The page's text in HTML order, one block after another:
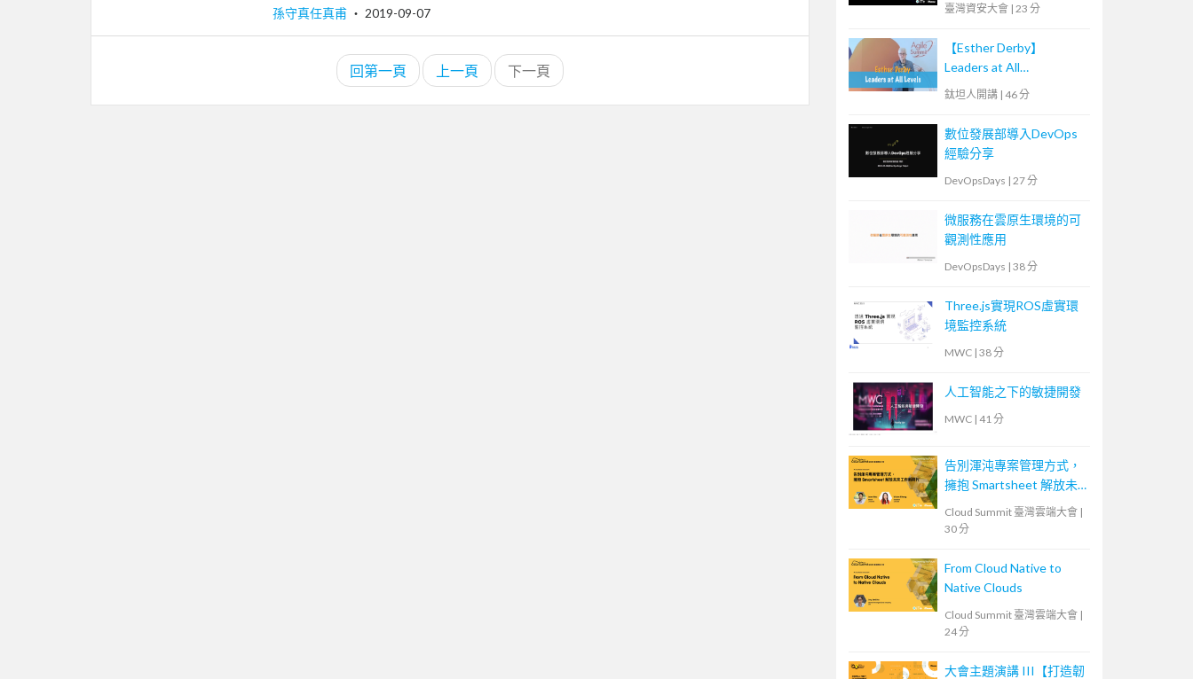
孫守真任真甫 ‧ 2019-09-07
回第一頁 上一頁 下一頁
臺灣資安大會 | 23 分
【Esther Derby】
Leaders at All
Levels（Agile summit
科技
鈦坦人開講 | 46 分
數位發展部導入DevOps
經驗分享
DevOpsDays | 27 分
微服務在雲原生環境的可
觀測性應用
DevOpsDays | 38 分
Three.js實現ROS虛實環
境監控系統
MWC | 38 分
人工智能之下的敏捷開發
MWC | 41 分
告別渾沌專案管理方式，
擁抱 Smartsheet 解放未
來工作新時代
Cloud Summit 臺灣雲端大會 |
30 分
From Cloud Native to
Native Clouds
Cloud Summit 臺灣雲端大會 |
24 分
大會主題演講 III【打造韌